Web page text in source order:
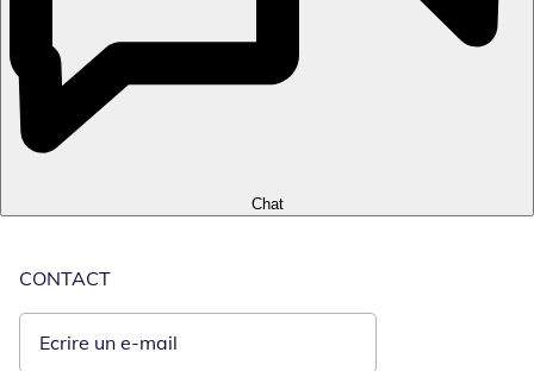
Chat
CONTACT
Ecrire un e-mail
Ouvre un client de messagerie